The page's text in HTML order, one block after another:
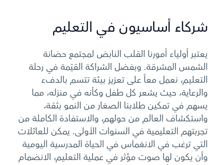
شركاء أساسيون في التعليم
يعتبر أولياء أمورنا القلب النابض لمجتمع حضانة
الشمس المشرقة. وبفضل الشراكة القيّمة في رحلة
التعليم، نعمل معاً على تعزيز بيئة تتسم بالدفء
والرعاية، حيث يشعر كل طفل وكأنه في منزله، مما
يسهم في تمكين طلابنا الصغار من النمو بثقة،
واستكشاف العالم من حولهم، والاستفادة الكاملة من
تجربتهم التعليمية في السنوات الأولى. يمكن للعائلات
التي ترغب في الانغماس في الحياة المدرسية اليومية
وأن يكون لها صوت مؤثر في عملية التعليم، الانضمام